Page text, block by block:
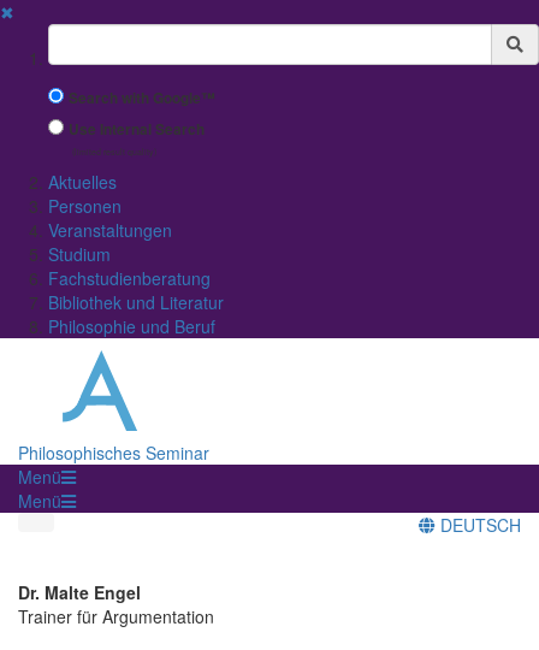
✖
Suchbegriff
Search with Google™
Use Internal Search
(limited result quality)
Aktuelles
Personen
Veranstaltungen
Studium
Fachstudienberatung
Bibliothek und Literatur
Philosophie und Beruf
Philosophisches Seminar
Menü
Menü
DEUTSCH
Dr. Malte Engel
Trainer für Argumentation